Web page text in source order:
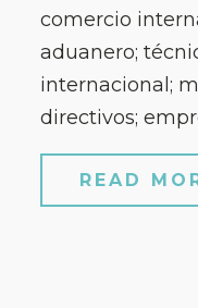
comercio
aduanero;
internacional;
directivos;
READ